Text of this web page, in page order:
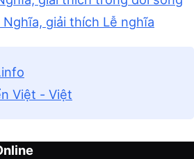
Nghĩa, giải thích Lễ nghĩa
Việt - Việt